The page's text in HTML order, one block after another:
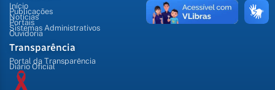
Início
Publicações
Notícias
Portais
Sistemas Administrativos
Ouvidoria
Transparência
Portal da Transparência
Diário Oficial